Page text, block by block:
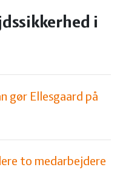
i
gør Ellesgaard på
to medarbejdere